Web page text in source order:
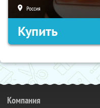
Россия
Купить
Компания